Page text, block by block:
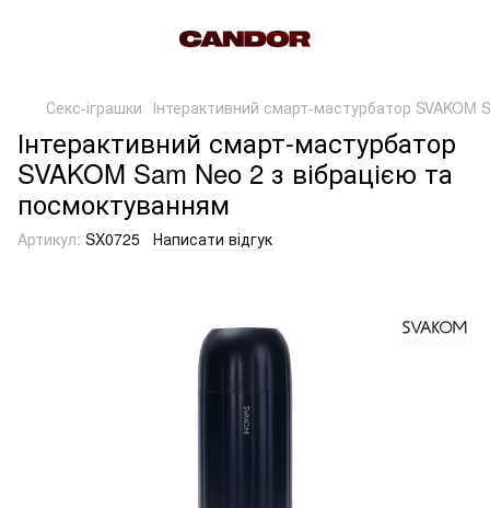
Секс-іграшки Інтерактивний смарт-мастурбатор
Інтерактивний смарт-мастурбатор
SVAKOM Sam Neo 2 з вібрацією та
посмоктуванням
Артикул: SX0725 Написати відгук